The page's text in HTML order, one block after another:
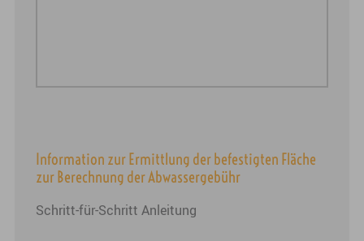
Information zur Ermittlung der befestigten Fläche
zur Berechnung der Abwassergebühr
Schritt-für-Schritt Anleitung